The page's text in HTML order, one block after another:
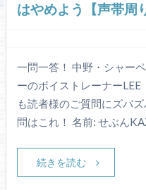
はやめよう【声帯周
一問一答！ 中野・シャー
ーのボイストレーナーLEE
も読者様のご質問にズバ
問はこれ！ 名前: せぶん
続きを読む